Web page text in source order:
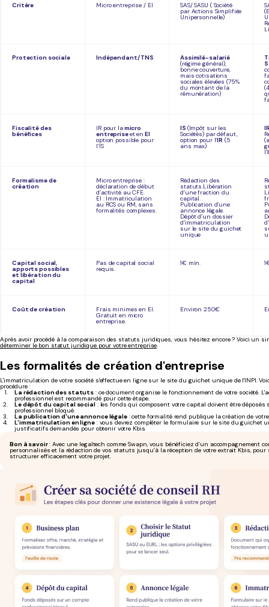
Critère Micro entreprise / EI SAS/ SASU ( Société
par Actions Simplifiée
Unipersonnelle)
Protection sociale Indépendant/ TNS Assimilé-salarié
(régime général),
bonne couverture,
mais cotisations
sociales élevées (75%
du montant de la
rémunération)
Fiscalité des
bénéfices
IR pour lamicro
entrepriseet en EI
option possible pour
l’IS
IS (Impôt sur les
Sociétés) par défaut,
option pour l’IR (5
ans max)
l’
Formalisme de
création
Micro entreprise :
déclaration de début
d’activité au CFE.
EI : Immatriculation
au RCS ou RM, sans
formalités complexes.
Rédaction des
statuts.Libération
d’une fraction du
capital.
Publication d’une
annonce légale.
Dépôt d’un dossier
d’immatriculation
sur le site du guichet
unique
Capital social,
apports possibles
et libération du
capital
Pas de capital social
requis.
1€ min.
Coût de création Frais minimes en EI.
Gratuit en micro
entreprise.
Environ 250€
Après avoir procédé à la comparaison des statuts juridiques, vous hésitez encore ? Voici un
déterminer le bon statut juridique pour votre entreprise.
Les formalités de création d'entreprise
L'immatriculation de votre société s'effectue en ligne sur le site du guichet unique de l'INPI.
procédure :
La rédaction des statuts : ce document organise le fonctionnement de votre société.
professionnel est recommandé pour cette étape.
Le dépôt du capital social: les fonds qui composent votre capital doivent être déposés
professionnel bloqué.
La publication d'une annonce légale: cette formalité rend publique la création de
L'immatriculation en ligne: vous devrez compléter le formulaire sur le site du guichet
justificatifs demandés pour obtenir votre Kbis.
Bon à savoir: Avec une legaltech comme Swapn, vous bénéficiez d’un accompagnement
personnalisés et la rédaction de vos statuts jusqu’à la réception de votre extrait Kbis, pour
structurer efficacement votre projet.